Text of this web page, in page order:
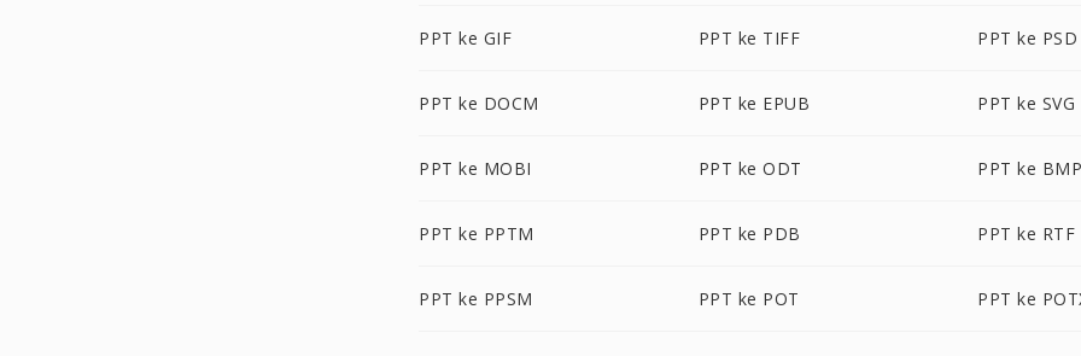
PPT ke GIF PPT ke TIFF PPT ke PSD
PPT ke DOCM PPT ke EPUB PPT ke SVG
PPT ke MOBI PPT ke ODT PPT ke
PPT ke PPTM PPT ke PDB PPT ke RTF
PPT ke PPSM PPT ke POT PPT ke